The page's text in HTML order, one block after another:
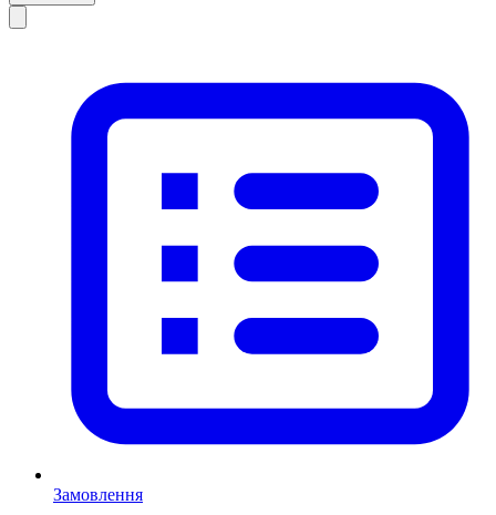
Замовлення